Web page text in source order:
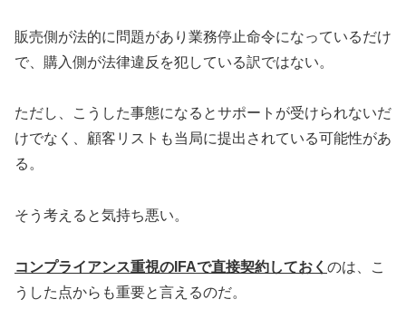
販売側が法的に問題があり業務停止命令になっているだけ
で、購入側が法律違反を犯している訳ではない。
ただし、こうした事態になるとサポートが受けられないだ
けでなく、顧客リストも当局に提出されている可能性があ
る。
そう考えると気持ち悪い。
コンプライアンス重視のIFAで直接契約しておく のは、こ
うした点からも重要と言えるのだ。